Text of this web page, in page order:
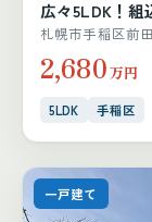
広々5LDK！
札幌市手稲区前
2,680万円
5LDK 手稲区
一戸建て